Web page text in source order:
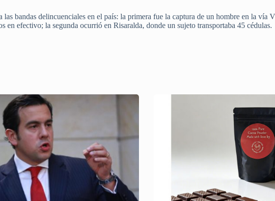
las bandas delincuenciales en el país: la primera fue la captura de un hombre en la vía
en efectivo; la segunda ocurrió en Risaralda, donde un sujeto transportaba 45 cédulas.